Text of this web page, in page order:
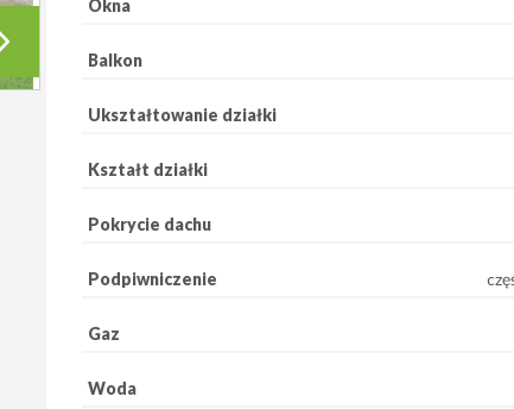
Okna
Balkon
Ukształtowanie działki
Kształt działki
Pokrycie dachu
Podpiwniczenie
Gaz
Woda